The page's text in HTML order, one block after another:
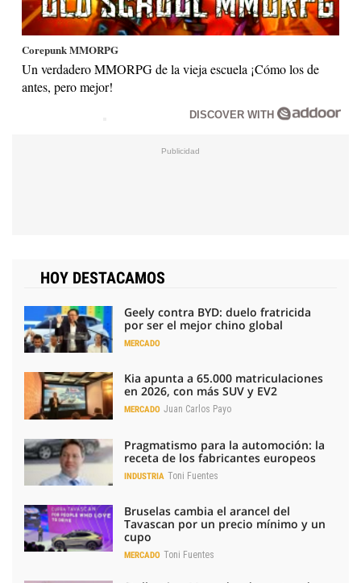
Corepunk MMORPG
Un verdadero MMORPG de la vieja escuela ¡Cómo los de
antes, pero mejor!
DISCOVER WITH
HOY DESTACAMOS
Geely contra BYD: duelo fratricida
por ser el mejor chino global
MERCADO
Kia apunta a 65.000 matriculaciones
en 2026, con más SUV y EV2
MERCADO Juan Carlos Payo
Pragmatismo para la automoción: la
receta de los fabricantes europeos
INDUSTRIA Toni Fuentes
Bruselas cambia el arancel del
Tavascan por un precio mínimo y un
cupo
MERCADO Toni Fuentes